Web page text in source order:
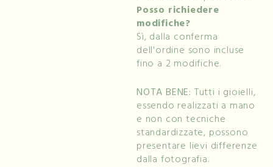
Posso richiedere
modifiche?
Sì, dalla conferma
dell'ordine sono incluse
fino a 2 modifiche.
NOTA BENE: Tutti i gioielli,
essendo realizzati a mano
e non con tecniche
standardizzate, possono
presentare lievi differenze
dalla fotografia.